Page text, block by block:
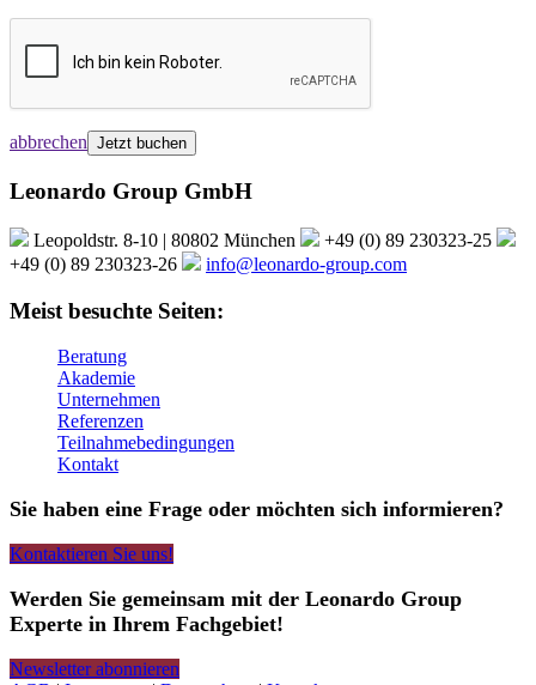
abbrechen
Leonardo Group GmbH
Leopoldstr. 8-10 | 80802 München
+49 (0) 89 230323-25
+49 (0) 89 230323-26
info@leonardo-group.com
Meist besuchte Seiten:
Beratung
Akademie
Unternehmen
Referenzen
Teilnahmebedingungen
Kontakt
Sie haben eine Frage oder möchten sich informieren?
Kontaktieren Sie uns!
Werden Sie gemeinsam mit der Leonardo Group
Experte in Ihrem Fachgebiet!
Newsletter abonnieren